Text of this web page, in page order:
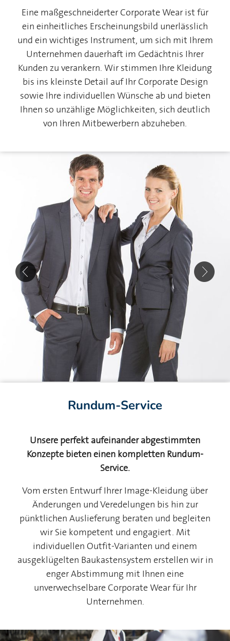
Eine maßgeschneiderter Corporate Wear ist für
ein einheitliches Erscheinungsbild unerlässlich
und ein wichtiges Instrument, um sich mit Ihrem
Unternehmen dauerhaft im Gedächtnis Ihrer
Kunden zu verankern. Wir stimmen Ihre Kleidung
bis ins kleinste Detail auf Ihr Corporate Design
sowie Ihre individuellen Wünsche ab und bieten
Ihnen so unzählige Möglichkeiten, sich deutlich
von Ihren Mitbewerbern abzuheben.
Rundum-Service
Unsere perfekt aufeinander abgestimmten
Konzepte bieten einen kompletten Rundum-
Service.
Vom ersten Entwurf Ihrer Image-Kleidung über
Änderungen und Veredelungen bis hin zur
pünktlichen Auslieferung beraten und begleiten
wir Sie kompetent und engagiert. Mit
individuellen Outfit-Varianten und einem
ausgeklügelten Baukastensystem erstellen wir in
enger Abstimmung mit Ihnen eine
unverwechselbare Corporate Wear für Ihr
Unternehmen.